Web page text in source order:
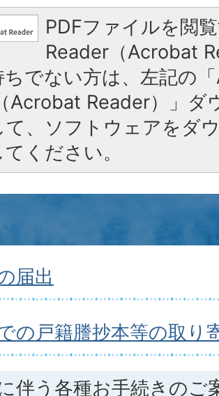
PDFファイルを閲
Reader（Acrobat
でない方は、左記の
Acrobat Reader）」ダ
て、ソフトウェアをダ
ください。
届出
の戸籍謄抄本等の取り
伴う各種お手続きのご